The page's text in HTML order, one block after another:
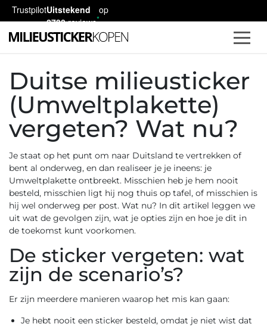
TrustpilotUitstekend
2730reviews
op
Duitse milieusticker
(Umweltplakette)
vergeten? Wat nu?
Je staat op het punt om naar Duitsland te vertrekken of
bent al onderweg, en dan realiseer je je ineens: je
Umweltplakette ontbreekt. Misschien heb je hem nooit
besteld, misschien ligt hij nog thuis op tafel, of misschien is
hij wel onderweg per post. Wat nu? In dit artikel leggen we
uit wat de gevolgen zijn, wat je opties zijn en hoe je dit in
de toekomst kunt voorkomen.
De sticker vergeten: wat
zijn de scenario’s?
Er zijn meerdere manieren waarop het mis kan gaan:
Je hebt nooit een sticker besteld, omdat je niet wist dat